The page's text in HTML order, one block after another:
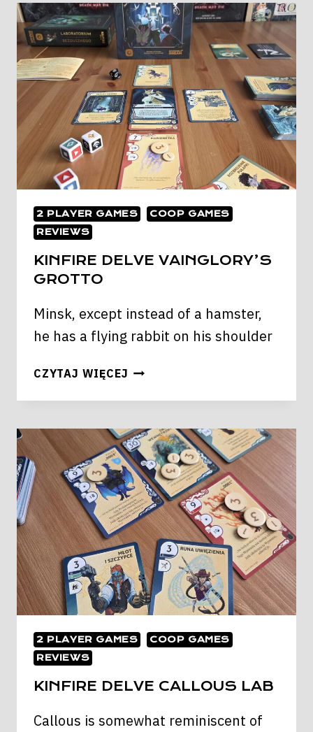
OF
REBELLION
2 PLAYER GAMES
COOP GAMES
REVIEWS
KINFIRE DELVE VAINGLORY’S
GROTTO
Minsk, except instead of a hamster,
he has a flying rabbit on his shoulder
CZYTAJ WIĘCEJ KINFIRE
VAINGLORY’S
2 PLAYER GAMES
COOP GAMES
REVIEWS
KINFIRE DELVE CALLOUS LAB
Callous is somewhat reminiscent of